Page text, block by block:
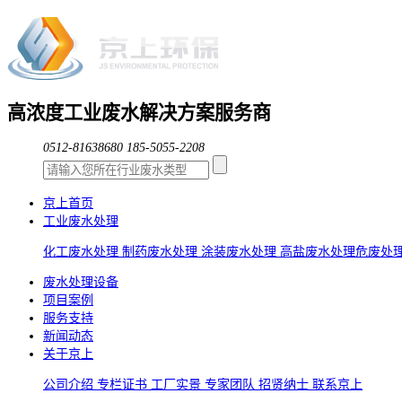
高浓度工业废水解决方案服务商
0512-81638680 185-5055-2208
京上首页
工业废水处理
化工废水处理 制药废水处理 涂装废水处理 高盐废水处理危废处
废水处理设备
项目案例
服务支持
新闻动态
关于京上
公司介绍 专栏证书 工厂实景 专家团队 招贤纳士 联系京上